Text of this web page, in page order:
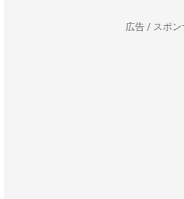
広告 / スポン